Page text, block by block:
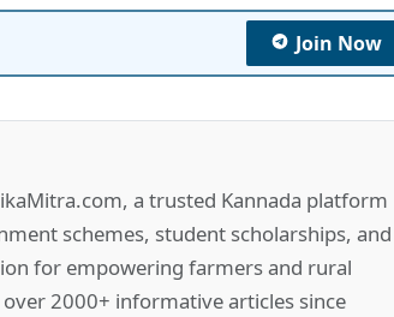
Join Now
a trusted Kannada platform
schemes, student scholarships, and
for empowering farmers and rural
2000+ informative articles since